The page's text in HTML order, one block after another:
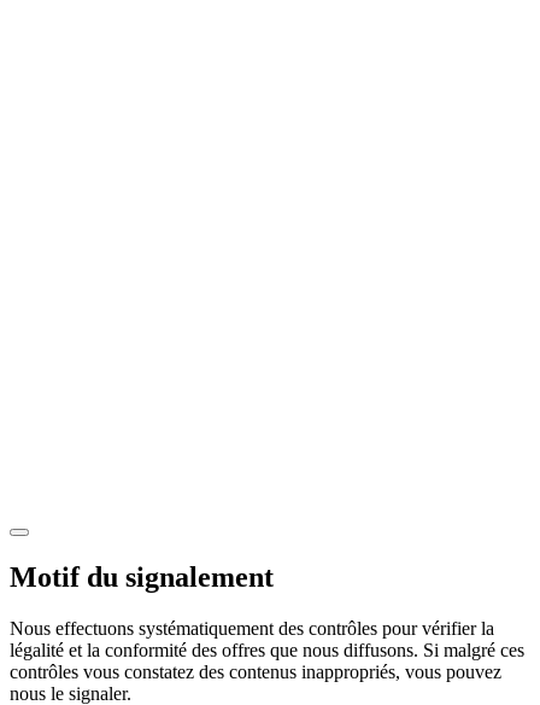
Motif du signalement
Nous effectuons systématiquement des contrôles pour vérifier la
légalité et la conformité des offres que nous diffusons. Si malgré ces
contrôles vous constatez des contenus inappropriés, vous pouvez
nous le signaler.